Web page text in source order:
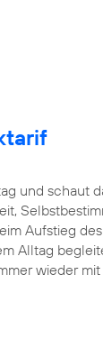
und schaut
Aufstieg des
Alltag
wieder mit